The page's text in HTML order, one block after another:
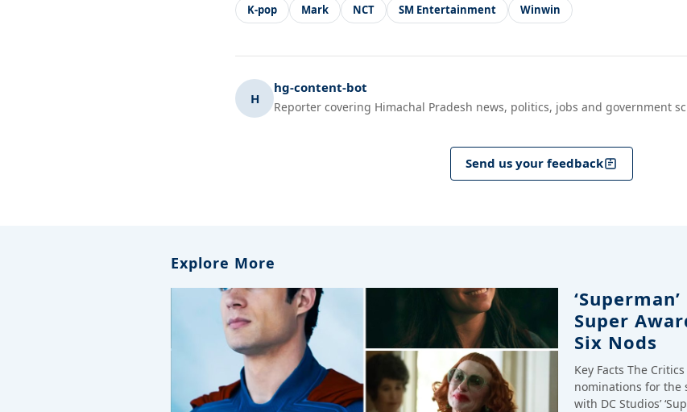
K-pop Mark NCT SM Entertainment Winwin
H
hg-content-bot
Reporter covering Himachal Pradesh news, politics, jobs and government
Send us your feedback
Explore More
Super
Six Nods
Key Facts The
nominations for the
with DC Studios’